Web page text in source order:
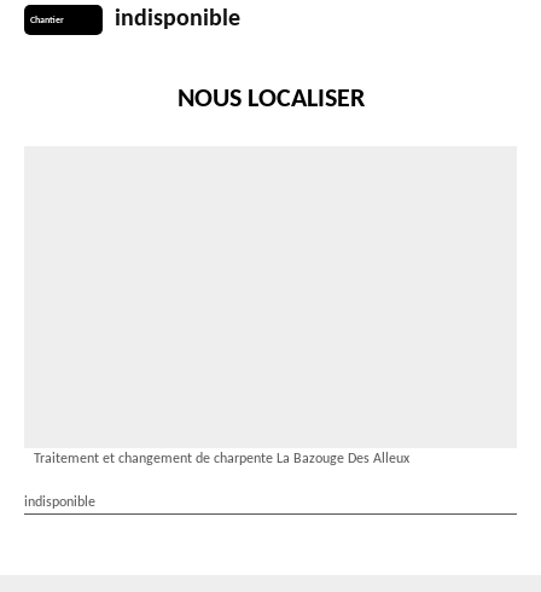
Chantier indisponible
NOUS LOCALISER
Traitement et changement de charpente La Bazouge Des Alleux
indisponible